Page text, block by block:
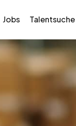
Jobs Talentsuche